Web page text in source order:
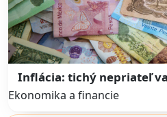
Inflácia: tichý nepriateľ
Ekonomika a financie